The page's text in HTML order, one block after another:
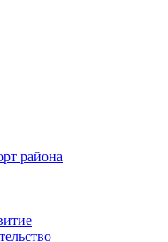
района